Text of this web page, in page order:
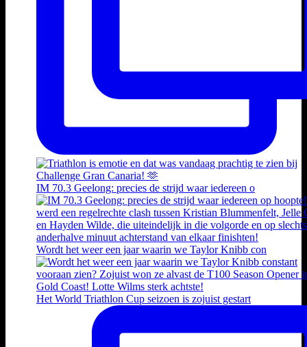
IM 70.3 Geelong: precies de strijd waar iedereen o
Wordt het weer een jaar waarin we Taylor Knibb con
Het World Triathlon Cup seizoen is zojuist gestart